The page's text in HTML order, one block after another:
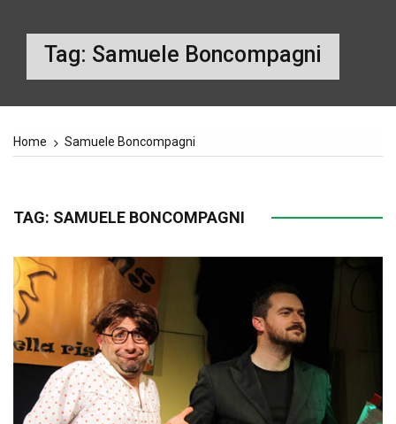
Tag: Samuele Boncompagni
Home Samuele Boncompagni
TAG: SAMUELE BONCOMPAGNI